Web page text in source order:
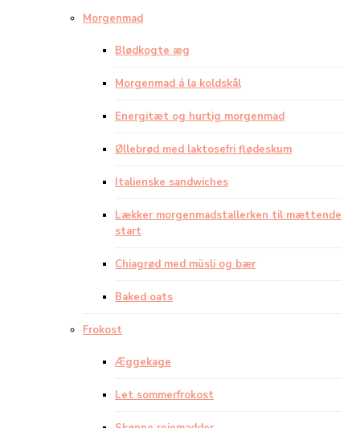
Morgenmad
Blødkogte æg
Morgenmad á la koldskål
Energitæt og hurtig morgenmad
Øllebrød med laktosefri flødeskum
Italienske sandwiches
Lækker morgenmadstallerken til mættende
start
Chiagrød med müsli og bær
Baked oats
Frokost
Æggekage
Let sommerfrokost